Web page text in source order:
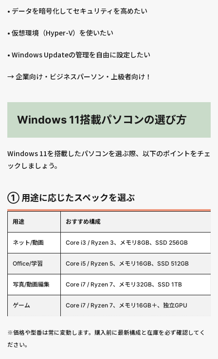
• データを暗号化してセキュリティを高めたい
• 仮想環境（Hyper-V）を使いたい
• Windows Updateの管理を自由に設定したい
→ 企業向け・ビジネスパーソン・上級者向け！
Windows 11搭載パソコンの選び方
Windows 11を搭載したパソコンを選ぶ際、以下のポイントをチェ
ックしましょう。
① 用途に応じたスペックを選ぶ
用途 おすすめ構成
ネット/動画 Core i3 / Ryzen 3、メモリ8GB、SSD 256GB
Office/学習 Core i5 / Ryzen 5、メモリ16GB、SSD 512GB
写真/動画編集 Core i7 / Ryzen 7、メモリ32GB、SSD 1TB
ゲーム Core i7 / Ryzen 7、メモリ16GB＋、独立GPU
※価格や型番は常に変動します。購入前に最新構成と在庫を必ず確認してく
ださい。